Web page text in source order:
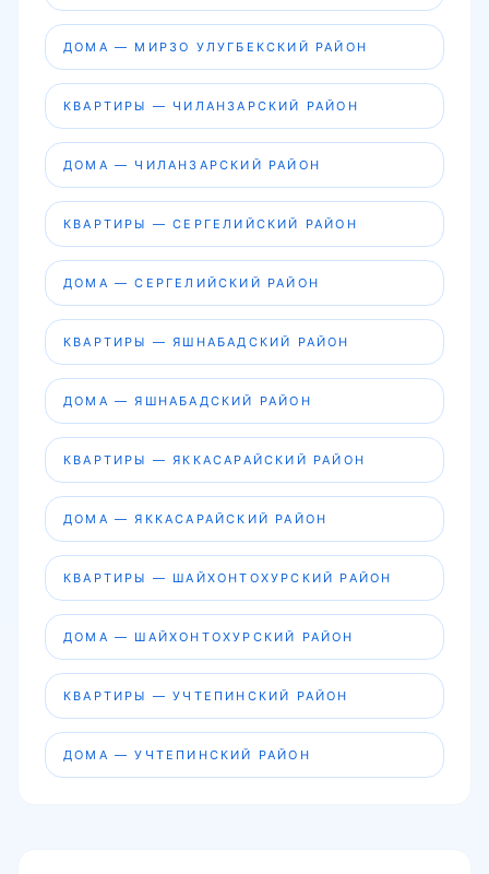
ДОМА — МИРЗО УЛУГБЕКСКИЙ РАЙОН
КВАРТИРЫ — ЧИЛАНЗАРСКИЙ РАЙОН
ДОМА — ЧИЛАНЗАРСКИЙ РАЙОН
КВАРТИРЫ — СЕРГЕЛИЙСКИЙ РАЙОН
ДОМА — СЕРГЕЛИЙСКИЙ РАЙОН
КВАРТИРЫ — ЯШНАБАДСКИЙ РАЙОН
ДОМА — ЯШНАБАДСКИЙ РАЙОН
КВАРТИРЫ — ЯККАСАРАЙСКИЙ РАЙОН
ДОМА — ЯККАСАРАЙСКИЙ РАЙОН
КВАРТИРЫ — ШАЙХОНТОХУРСКИЙ РАЙОН
ДОМА — ШАЙХОНТОХУРСКИЙ РАЙОН
КВАРТИРЫ — УЧТЕПИНСКИЙ РАЙОН
ДОМА — УЧТЕПИНСКИЙ РАЙОН